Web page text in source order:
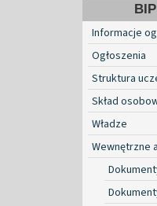
Informacje
Ogłoszenia
Struktura
Skład
Władze
Wewnętrzne